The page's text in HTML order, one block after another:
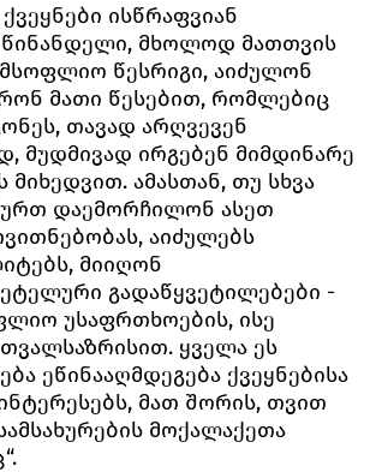
ისწრაფვიან
წინანდელი, მხოლოდ მათთვის
წესრიგი, აიძულონ
მათი წესებით, რომლებიც
თავად არღვევენ
მუდმივად ირგებენ მიმდინარე
მიხედვით. ამასთან, თუ სხვა
დაემორჩილონ ასეთ
აიძულებს
მიიღონ
გადაწყვეტილებები -
უსაფრთხოების, ისე
ყველა ეს
ეწინააღმდეგება ქვეყნებისა
მათ შორის, თვით
მოქალაქეთა